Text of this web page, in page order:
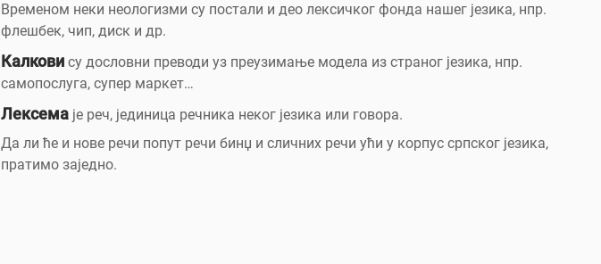
Временом неки неологизми су постали и део лексичког фонда нашег језика, нпр.
флешбек, чип, диск и др.
Калкови су дословни преводи уз преузимање модела из страног језика, нпр.
самопослуга, супер маркет…
Лексема је реч, јединица речника неког језика или говора.
Да ли ће и нове речи попут речи бинџ и сличних речи ући у корпус српског језика,
пратимо заједно.